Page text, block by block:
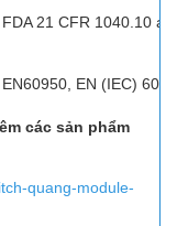
FDA 21 CFR 1040.10
EN60950, EN (IEC)
các sản phẩm
quang-module-